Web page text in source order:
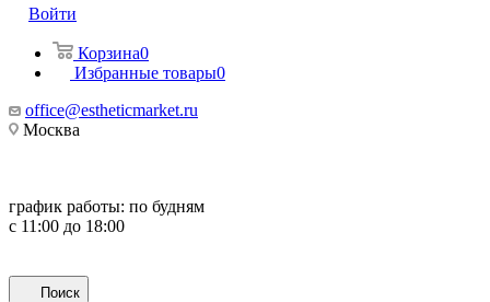
Войти
Корзина0
Избранные товары0
office@estheticmarket.ru
Москва
график работы: по будням
с 11:00 до 18:00
Поиск